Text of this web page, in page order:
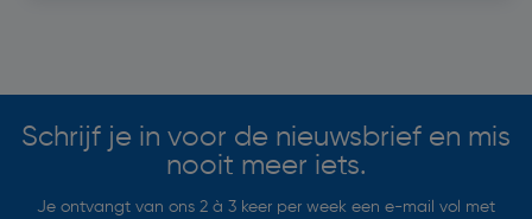
Schrijf je in voor de nieuwsbrief en mis
nooit meer iets.
Je ontvangt van ons 2 à 3 keer per week een e-mail vol met